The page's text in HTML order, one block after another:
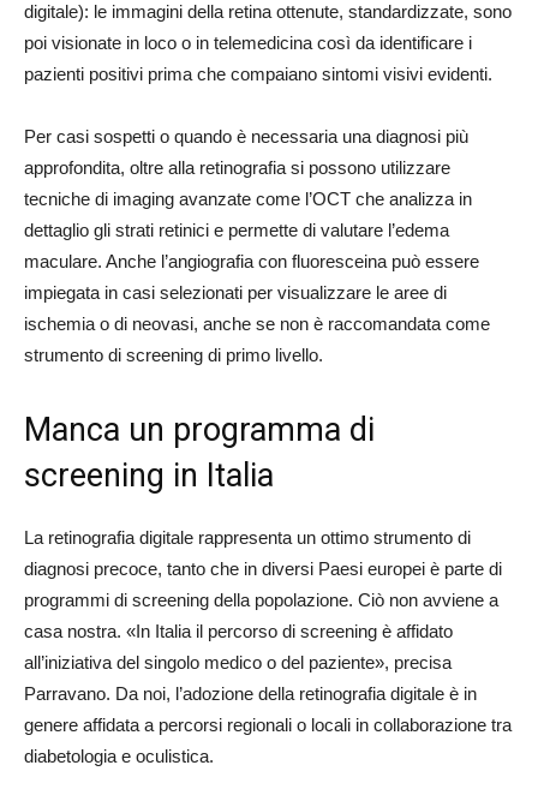
digitale): le immagini della retina ottenute, standardizzate, sono
poi visionate in loco o in telemedicina così da identificare i
pazienti positivi prima che compaiano sintomi visivi evidenti.
Per casi sospetti o quando è necessaria una diagnosi più
approfondita, oltre alla retinografia si possono utilizzare
tecniche di imaging avanzate come l’OCT che analizza in
dettaglio gli strati retinici e permette di valutare l’edema
maculare. Anche l’angiografia con fluoresceina può essere
impiegata in casi selezionati per visualizzare le aree di
ischemia o di neovasi, anche se non è raccomandata come
strumento di screening di primo livello.
Manca un programma di
screening in Italia
La retinografia digitale rappresenta un ottimo strumento di
diagnosi precoce, tanto che in diversi Paesi europei è parte di
programmi di screening della popolazione. Ciò non avviene a
casa nostra. «In Italia il percorso di screening è affidato
all’iniziativa del singolo medico o del paziente», precisa
Parravano. Da noi, l’adozione della retinografia digitale è in
genere affidata a percorsi regionali o locali in collaborazione tra
diabetologia e oculistica.